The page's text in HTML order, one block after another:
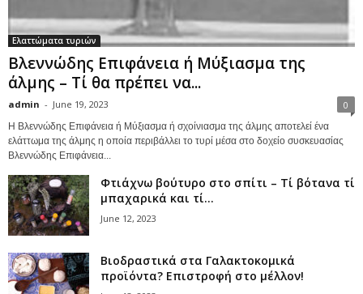
Ελαττώματα τυριών
Βλεννώδης Επιφάνεια ή Μύξιασμα της
άλμης – Τί θα πρέπει να...
admin - June 19, 2023 0
Η Βλεννώδης Επιφάνεια ή Μύξιασμα ή σχοίνιασμα της άλμης αποτελεί ένα
ελάττωμα της άλμης η οποία περιβάλλει το τυρί μέσα στο δοχείο συσκευασίας
Βλεννώδης Επιφάνεια...
Φτιάχνω βούτυρο στο σπίτι – Τί βότανα τί
μπαχαρικά και τί...
June 12, 2023
Βιοδραστικά στα Γαλακτοκομικά
προϊόντα? Επιστροφή στο μέλλον!